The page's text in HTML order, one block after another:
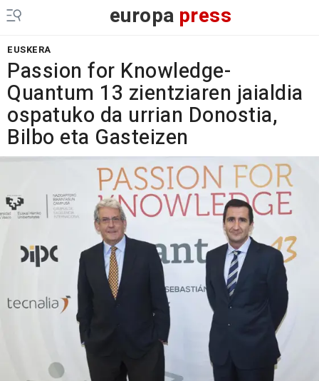
europa press
EUSKERA
Passion for Knowledge-
Quantum 13 zientziaren jaialdia
ospatuko da urrian Donostia,
Bilbo eta Gasteizen